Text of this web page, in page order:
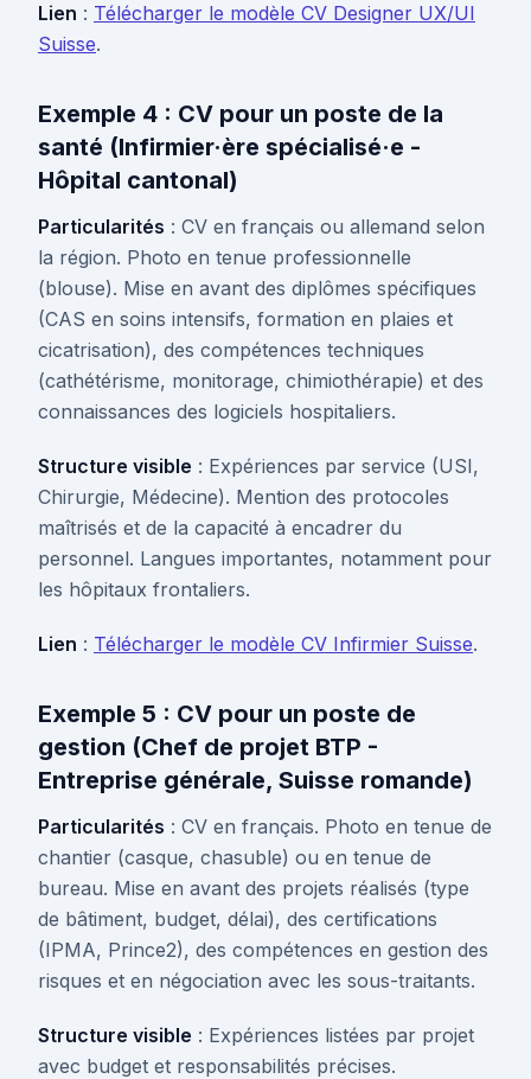
Lien : Télécharger le modèle CV Designer UX/UI
Suisse.
Exemple 4 : CV pour un poste de la
santé (Infirmier·ère spécialisé·e -
Hôpital cantonal)
Particularités : CV en français ou allemand selon
la région. Photo en tenue professionnelle
(blouse). Mise en avant des diplômes spécifiques
(CAS en soins intensifs, formation en plaies et
cicatrisation), des compétences techniques
(cathétérisme, monitorage, chimiothérapie) et des
connaissances des logiciels hospitaliers.
Structure visible : Expériences par service (USI,
Chirurgie, Médecine). Mention des protocoles
maîtrisés et de la capacité à encadrer du
personnel. Langues importantes, notamment pour
les hôpitaux frontaliers.
Lien : Télécharger le modèle CV Infirmier Suisse.
Exemple 5 : CV pour un poste de
gestion (Chef de projet BTP -
Entreprise générale, Suisse romande)
Particularités : CV en français. Photo en tenue de
chantier (casque, chasuble) ou en tenue de
bureau. Mise en avant des projets réalisés (type
de bâtiment, budget, délai), des certifications
(IPMA, Prince2), des compétences en gestion des
risques et en négociation avec les sous-traitants.
Structure visible : Expériences listées par projet
avec budget et responsabilités précises.